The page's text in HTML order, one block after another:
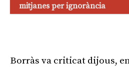
mitjanes per ignorància
Borràs va criticat dijous,